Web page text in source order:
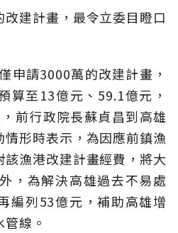
建計畫，最令立委目瞪口
申請3000萬的改建計畫，
算至13億元、59.1億元，
前行政院長蘇貞昌到高雄
形時表示，為因應前鎮漁
漁港改建計畫經費，將大
，為解決高雄過去不易處
編列53億元，補助高雄增
線。